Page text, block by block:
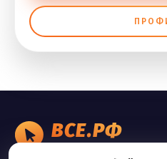
ВСЕ.РФ